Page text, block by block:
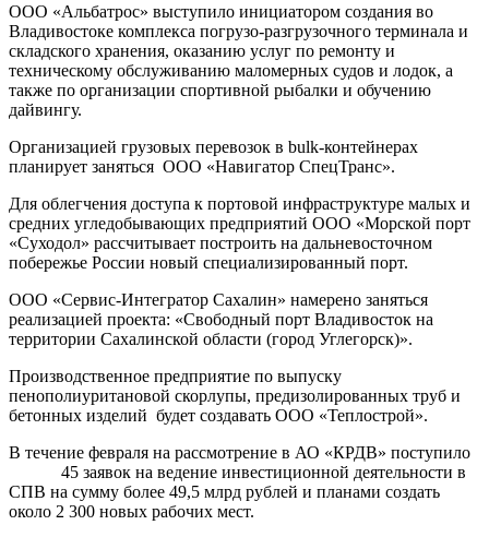
ООО «Альбатрос» выступило инициатором создания во
Владивостоке комплекса погрузо-разгрузочного терминала и
складского хранения, оказанию услуг по ремонту и
техническому обслуживанию маломерных судов и лодок, а
также по организации спортивной рыбалки и обучению
дайвингу.
Организацией грузовых перевозок в bulk-контейнерах
планирует заняться ООО «Навигатор СпецТранс».
Для облегчения доступа к портовой инфраструктуре малых и
средних угледобывающих предприятий ООО «Морской порт
«Суходол» рассчитывает построить на дальневосточном
побережье России новый специализированный порт.
ООО «Сервис-Интегратор Сахалин» намерено заняться
реализацией проекта: «Свободный порт Владивосток на
территории Сахалинской области (город Углегорск)».
Производственное предприятие по выпуску
пенополиуритановой скорлупы, предизолированных труб и
бетонных изделий будет создавать ООО «Теплострой».
В течение февраля на рассмотрение в АО «КРДВ» поступило
45 заявок на ведение инвестиционной деятельности в
СПВ на сумму более 49,5 млрд рублей и планами создать
около 2 300 новых рабочих мест.